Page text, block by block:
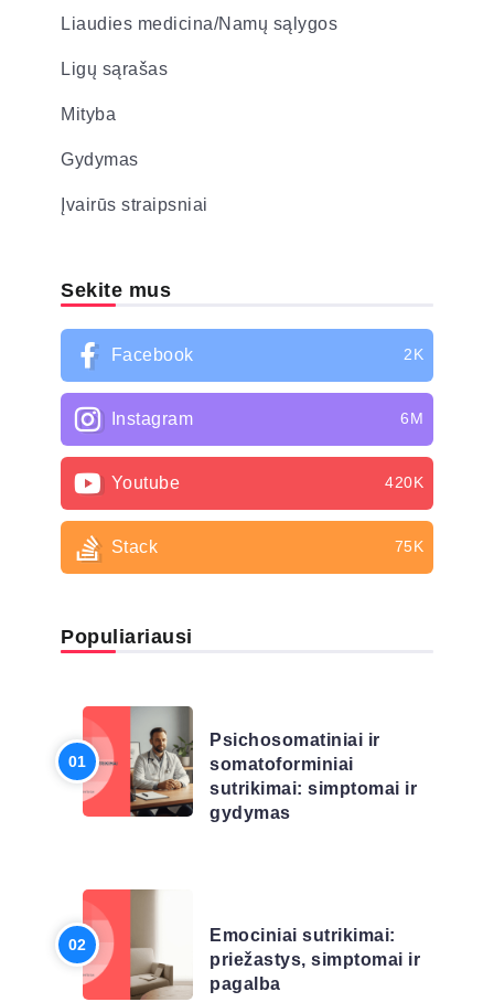
Liaudies medicina/Namų sąlygos
Ligų sąrašas
Mityba
Gydymas
Įvairūs straipsniai
Sekite mus
Facebook 2K
Instagram 6M
Youtube 420K
Stack 75K
Populiariausi
Psichosomatiniai ir
somatoforminiai
sutrikimai: simptomai ir
gydymas
Emociniai sutrikimai:
priežastys, simptomai ir
pagalba